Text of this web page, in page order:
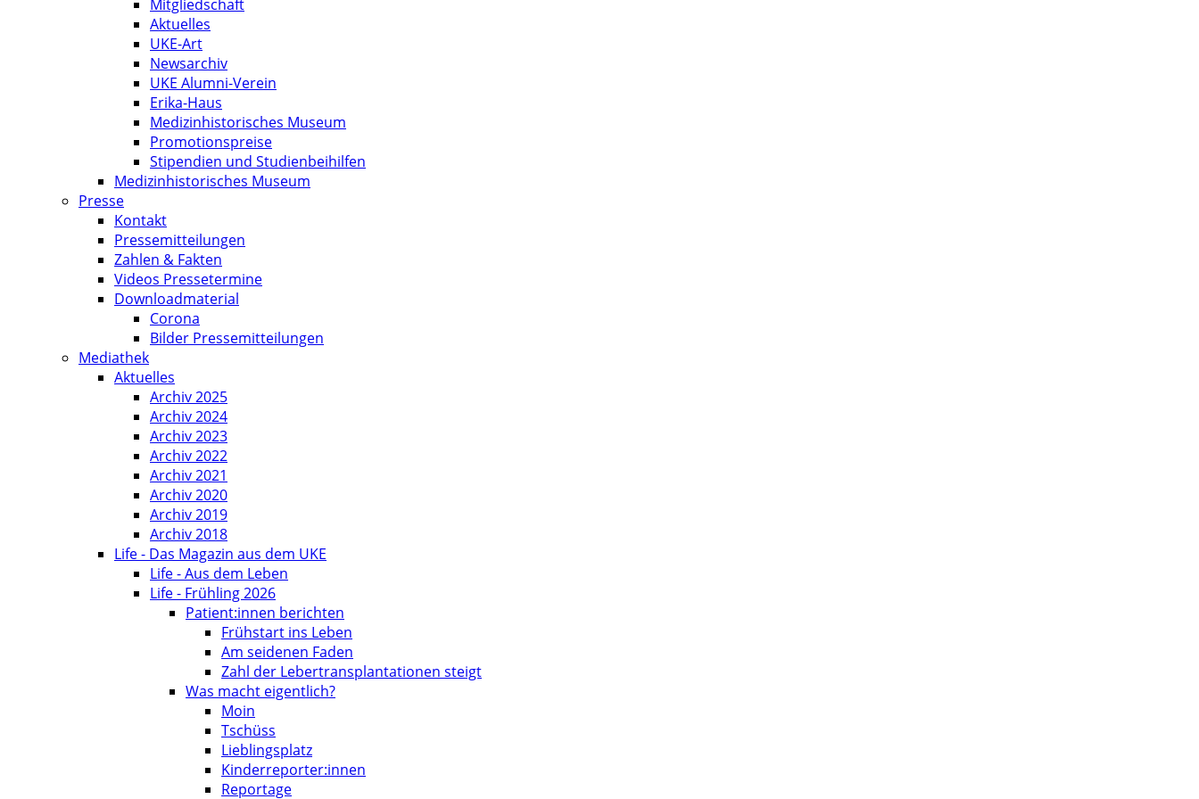
Mitgliedschaft
Aktuelles
UKE-Art
Newsarchiv
UKE Alumni-Verein
Erika-Haus
Medizinhistorisches Museum
Promotionspreise
Stipendien und Studienbeihilfen
Medizinhistorisches Museum
Presse
Kontakt
Pressemitteilungen
Zahlen & Fakten
Videos Pressetermine
Downloadmaterial
Corona
Bilder Pressemitteilungen
Mediathek
Aktuelles
Archiv 2025
Archiv 2024
Archiv 2023
Archiv 2022
Archiv 2021
Archiv 2020
Archiv 2019
Archiv 2018
Life - Das Magazin aus dem UKE
Life - Aus dem Leben
Life - Frühling 2026
Patient:innen berichten
Frühstart ins Leben
Am seidenen Faden
Zahl der Lebertransplantationen steigt
Was macht eigentlich?
Moin
Tschüss
Lieblingsplatz
Kinderreporter:innen
Reportage